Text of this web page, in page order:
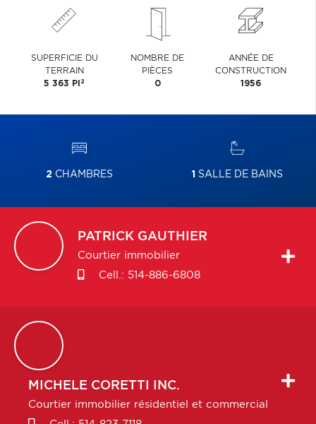
SUPERFICIE DU
TERRAIN
5 363 PI 2
NOMBRE DE
PIÈCES
0
ANNÉE DE
CONSTRUCTION
1956
2CHAMBRES 1 SALLE DE BAINS
PATRICK GAUTHIER
Courtier immobilier
Cell.: 514-886-6808
MICHELE CORETTI INC.
Courtier immobilier résidentiel et commercial